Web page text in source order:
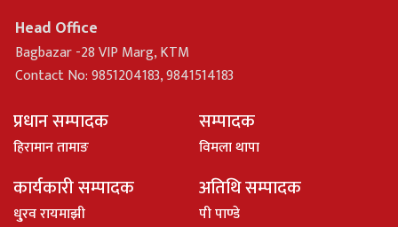
Head Office
Bagbazar -28 VIP Marg, KTM
Contact No: 9851204183, 9841514183
प्रधान सम्पादक
हिरामान तामाङ
सम्पादक
विमला थापा
कार्यकारी सम्पादक
धु्रव रायमाझी
अतिथि सम्पादक
पी पाण्डे